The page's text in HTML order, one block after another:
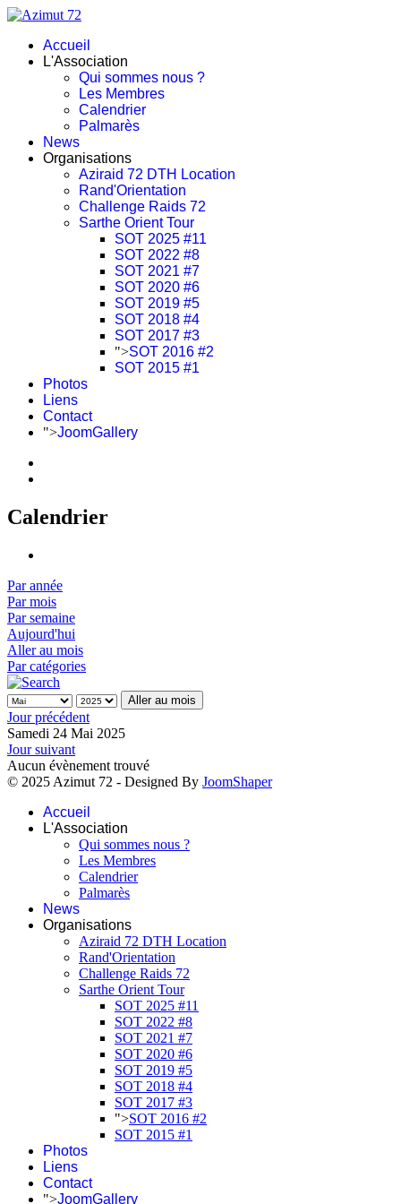
Accueil
L'Association
Qui sommes nous ?
Les Membres
Calendrier
Palmarès
News
Organisations
Aziraid 72 DTH Location
Rand'Orientation
Challenge Raids 72
Sarthe Orient Tour
SOT 2025 #11
SOT 2022 #8
SOT 2021 #7
SOT 2020 #6
SOT 2019 #5
SOT 2018 #4
SOT 2017 #3
">SOT 2016 #2
SOT 2015 #1
Photos
Liens
Contact
">JoomGallery
Calendrier
Par année
Par mois
Par semaine
Aujourd'hui
Aller au mois
Par catégories
Aller au mois
Jour précédent
Samedi 24 Mai 2025
Jour suivant
Aucun évènement trouvé
© 2025 Azimut 72 - Designed By JoomShaper
Accueil
L'Association
Qui sommes nous ?
Les Membres
Calendrier
Palmarès
News
Organisations
Aziraid 72 DTH Location
Rand'Orientation
Challenge Raids 72
Sarthe Orient Tour
SOT 2025 #11
SOT 2022 #8
SOT 2021 #7
SOT 2020 #6
SOT 2019 #5
SOT 2018 #4
SOT 2017 #3
">SOT 2016 #2
SOT 2015 #1
Photos
Liens
Contact
">JoomGallery